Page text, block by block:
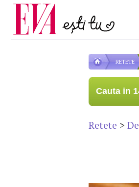
RETETE
Cauta in
Retete >
Carieră
Actualitate